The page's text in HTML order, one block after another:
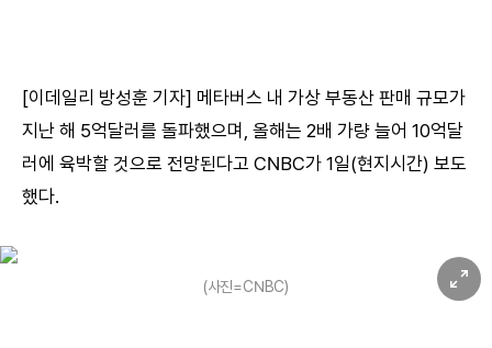
[이데일리 방성훈 기자] 메타버스 내 가상 부동산 판매 규모가
지난 해 5억달러를 돌파했으며, 올해는 2배 가량 늘어 10억달
러에 육박할 것으로 전망된다고 CNBC가 1일(현지시간) 보도
했다.
(사진=CNBC)